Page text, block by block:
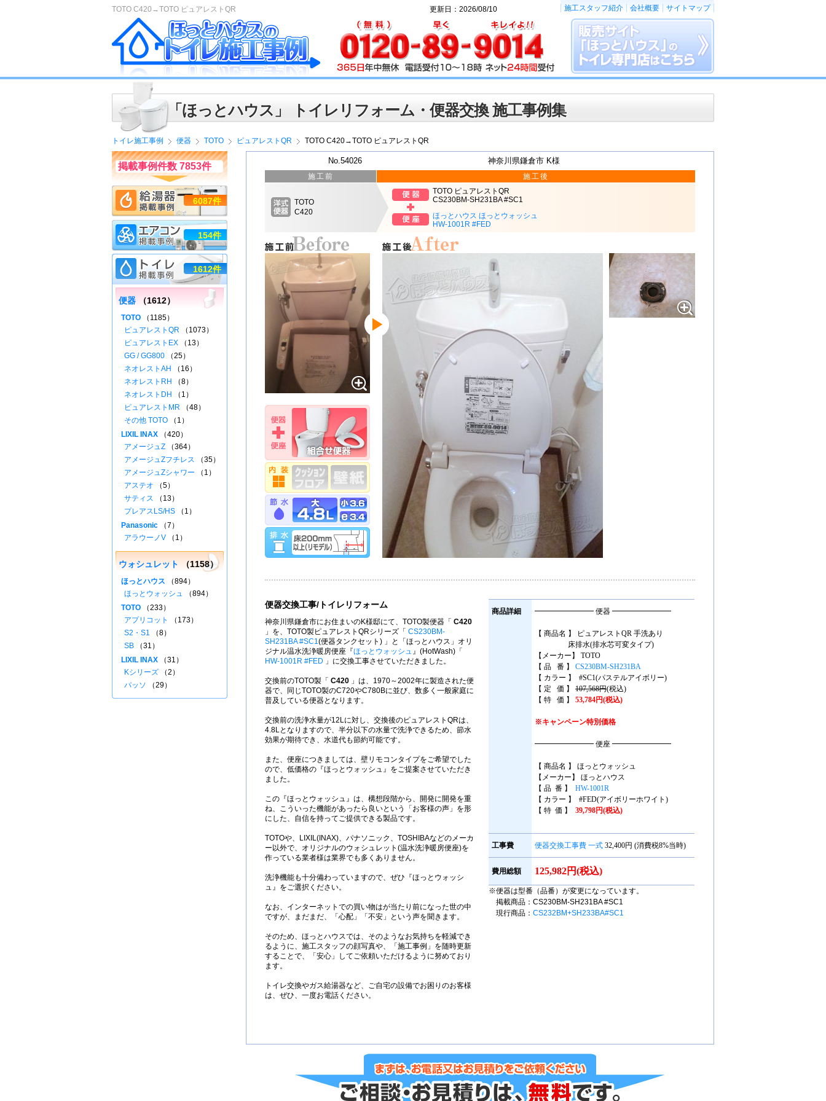
TOTO C420→TOTO ピュアレストQR
「ほっとハウス」 トイレリフォーム・便器交換 施工事例集
トイレ施工事例 便器 TOTO ピュアレストQR TOTO C420→TOTO ピュアレストQR
No.54026 神奈川県鎌倉市 K様
施工前
TOTO
C420
施工後
TOTO ピュアレストQR
CS230BM-SH231BA #SC1
ほっとハウス ほっとウォッシュ
HW-1001R #FED
便器交換工事/トイレリフォーム
神奈川県鎌倉市にお住まいのK様邸にて、TOTO製便器「 C420
」を、TOTO製ピュアレストQRシリーズ「 CS230BM-
SH231BA #SC1(便器タンクセット) 」と「ほっとハウス」オリ
ジナル温水洗浄暖房便座『ほっとウォッシュ』(HotWash)「
HW-1001R #FED 」に交換工事させていただきました。
交換前のTOTO製「 C420 」は、1970～2002年に製造された便
器で、同じTOTO製のC720やC780Bに並び、数多く一般家庭に
普及している便器となります。
交換前の洗浄水量が12Lに対し、交換後のピュアレストQRは、
4.8Lとなりますので、半分以下の水量で洗浄できるため、節水
効果が期待でき、水道代も節約可能です。
また、便座につきましては、壁リモコンタイプをご希望でした
ので、低価格の『ほっとウォッシュ』をご提案させていただき
ました。
この『ほっとウォッシュ』は、構想段階から、開発に開発を重
ね、こういった機能があったら良いという「お客様の声」を形
にした、自信を持ってご提供できる製品です。
TOTOや、LIXIL(INAX)、パナソニック、TOSHIBAなどのメーカ
ー以外で、オリジナルのウォシュレット(温水洗浄暖房便座)を
作っている業者様は業界でも多くありません。
洗浄機能も十分備わっていますので、ぜひ『ほっとウォッシ
ュ』をご選択ください。
なお、インターネットでの買い物はが当たり前になった世の中
ですが、まだまだ、「心配」「不安」という声を聞きます。
そのため、ほっとハウスでは、そのようなお気持ちを軽減でき
るように、施工スタッフの顔写真や、「施工事例」を随時更新
することで、「安心」してご依頼いただけるように努めており
ます。
トイレ交換やガス給湯器など、ご自宅の設備でお困りのお客様
は、ぜひ、一度お電話ください。
商品詳細 ━━━━━━━━ 便器 ━━━━━━━━
【 商品名 】 ピュアレストQR 手洗あり
床排水(排水芯可変タイプ)
【メーカー】 TOTO
【 品 番 】 CS230BM-SH231BA
【 カラー 】 #SC1(パステルアイボリー)
【 定 価 】 107,568円(税込)
【 特 価 】 53,784円(税込)
※キャンペーン特別価格
━━━━━━━━ 便座 ━━━━━━━━
【 商品名 】 ほっとウォッシュ
【メーカー】 ほっとハウス
【 品 番 】 HW-1001R
【 カラー 】 #FED(アイボリーホワイト)
【 特 価 】 39,798円(税込)
工事費 便器交換工事費 一式 32,400円 (消費税8%当時)
費用総額 125,982円(税込)
※便器は型番（品番）が変更になっています。
掲載商品：CS230BM-SH231BA #SC1
現行商品： CS232BM+SH233BA#SC1
掲載事例件数 7853件
6087件
154件
1612件
便器 （1612）
TOTO （1185）
ピュアレストQR （1073）
ピュアレストEX （13）
GG / GG800 （25）
ネオレストAH
（16）
ネオレストRH
（8）
ネオレストDH
（1）
ピュアレストMR （48）
その他 TOTO （1）
LIXIL INAX （420）
アメージュZ （364）
アメージュZフチレス （35）
アメージュZシャワー （1）
アステオ （5）
サティス （13）
プレアスLS/HS （1）
Panasonic （7）
アラウーノV （1）
ウォシュレット （1158）
ほっとハウス （894）
ほっとウォッシュ （894）
TOTO （233）
アプリコット
（173）
S2・S1 （8）
SB （31）
LIXIL INAX （31）
Kシリーズ （2）
パッソ （29）
更新日：2026/08/10 施工スタッフ紹介 会社概要 サイトマップ